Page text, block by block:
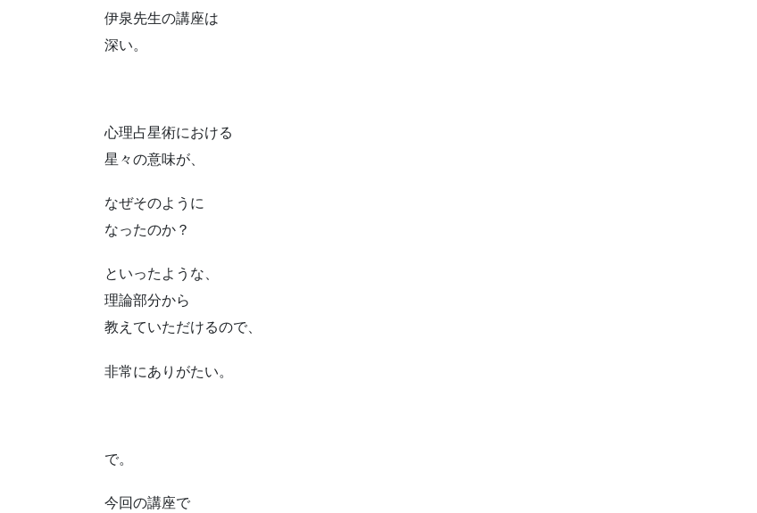
伊泉先生の講座は
深い。
心理占星術における
星々の意味が、
なぜそのように
なったのか？
といったような、
理論部分から
教えていただけるので、
非常にありがたい。
で。
今回の講座で